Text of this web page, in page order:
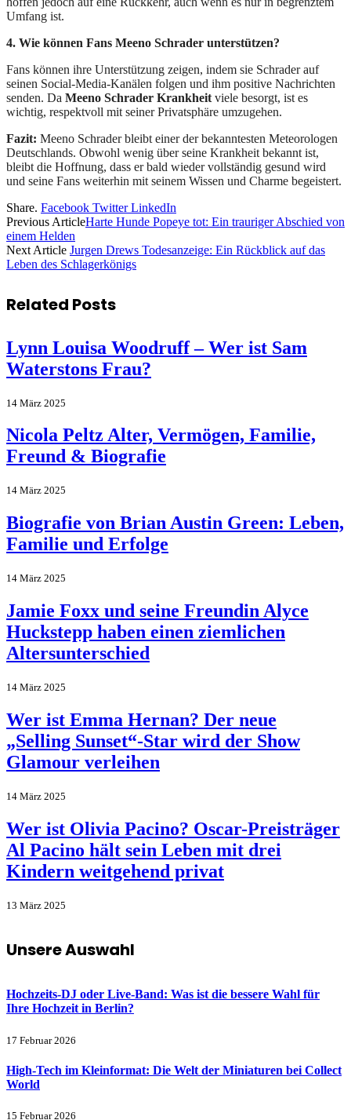
Umfang ist.
4. Wie können Fans Meeno Schrader unterstützen?
Fans können ihre Unterstützung zeigen, indem sie Schrader auf
seinen Social-Media-Kanälen folgen und ihm positive Nachrichten
senden. Da Meeno Schrader Krankheitviele besorgt, ist es
wichtig, respektvoll mit seiner Privatsphäre umzugehen.
Fazit: Meeno Schrader bleibt einer der bekanntesten Meteorologen
Deutschlands. Obwohl wenig über seine Krankheit bekannt ist,
bleibt die Hoffnung, dass er bald wieder vollständig gesund wird
und seine Fans weiterhin mit seinem Wissen und Charme begeistert.
Share. Facebook Twitter LinkedIn
Previous ArticleHarte Hunde Popeye tot: Ein trauriger Abschied von
einem Helden
Next Article Jurgen Drews Todesanzeige: Ein Rückblick auf das
Leben des Schlagerkönigs
Related Posts
Lynn Louisa Woodruff – Wer ist Sam
Waterstons Frau?
14 März 2025
Nicola Peltz Alter, Vermögen, Familie,
Freund & Biografie
14 März 2025
Biografie von Brian Austin Green: Leben,
Familie und Erfolge
14 März 2025
Jamie Foxx und seine Freundin Alyce
Huckstepp haben einen ziemlichen
Altersunterschied
14 März 2025
Wer ist Emma Hernan? Der neue
„Selling Sunset“-Star wird der Show
Glamour verleihen
14 März 2025
Wer ist Olivia Pacino? Oscar-Preisträger
Al Pacino hält sein Leben mit drei
Kindern weitgehend privat
13 März 2025
Unsere Auswahl
Hochzeits-DJ oder Live-Band: Was ist die bessere Wahl für
Ihre Hochzeit in Berlin?
17 Februar 2026
High-Tech im Kleinformat: Die Welt der Miniaturen bei Collect
World
15 Februar 2026